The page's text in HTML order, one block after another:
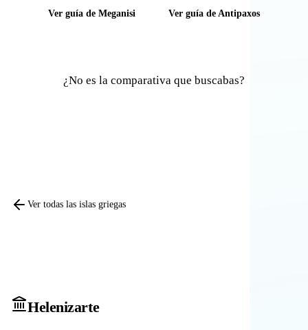
Ver guía de Meganisi Ver guía de Antipaxos
¿No es la comparativa que buscabas?
Ver todas las islas griegas
Helenizarte